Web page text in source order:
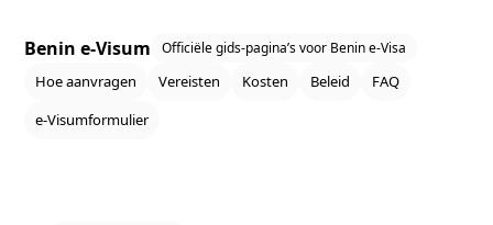
Benin e‑Visum Officiële gids‑pagina’s voor Benin e‑Visa
Hoe aanvragen Vereisten Kosten Beleid
FAQ
e‑Visumformulier